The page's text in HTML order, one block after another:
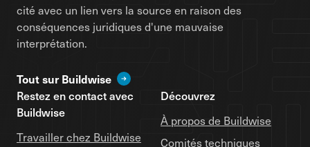
cité avec un lien vers la source en raison des
conséquences juridiques d'une mauvaise
interprétation.
Tout sur Buildwise
Restez en contact avec
Buildwise
Travailler chez Buildwise
Découvrez
À propos de Buildwise
Comités techniques